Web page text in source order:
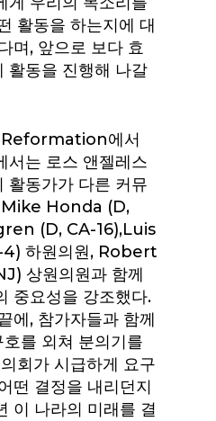
활동을 하는지에 대
며, 앞으로 보다 효
활동을 진행해 나갈
에서
서는 로스 앤젤레스
활동가가 다른 커뮤
Mike Honda (D,
(D, CA-16),Luis
하원의원, Robert
상원의원과 함께
중요성을 강조했다.
에, 참가자들과 함께
호를 외쳐 분의기를
회가 시급하게 요구
떤 결정을 내리던지
이 나라의 미래를 결